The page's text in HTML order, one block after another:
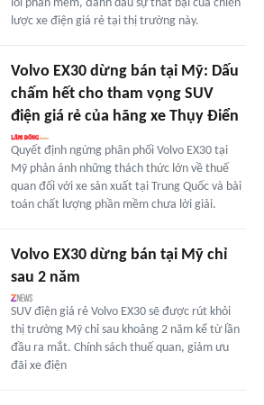
lỗi phần mềm, đánh dấu sự thất bại của chiến
lược xe điện giá rẻ tại thị trường này.
Volvo EX30 dừng bán tại Mỹ: Dấu
chấm hết cho tham vọng SUV
điện giá rẻ của hãng xe Thụy Điển
Quyết định ngừng phân phối Volvo EX30 tại
Mỹ phản ánh những thách thức lớn về thuế
quan đối với xe sản xuất tại Trung Quốc và bài
toán chất lượng phần mềm chưa lời giải.
Volvo EX30 dừng bán tại Mỹ chỉ
sau 2 năm
SUV điện giá rẻ Volvo EX30 sẽ được rút khỏi
thị trường Mỹ chỉ sau khoảng 2 năm kể từ lần
đầu ra mắt. Chính sách thuế quan, giảm ưu
đãi xe điện